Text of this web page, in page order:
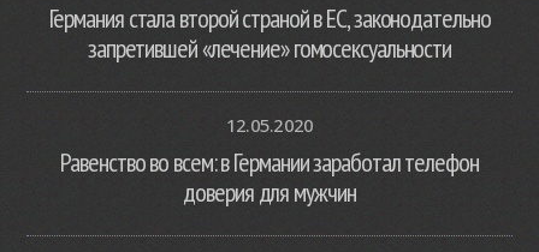
Германия стала второй страной в ЕС, законодательно
запретившей «лечение» гомосексуальности
12.05.2020
Равенство во всем: в Германии заработал телефон
доверия для мужчин